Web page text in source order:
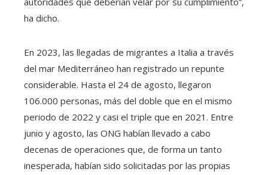
ha dicho.
En 2023, las llegadas de migrantes a Italia a través
del mar Mediterráneo han registrado un repunte
considerable. Hasta el 24 de agosto, llegaron
106.000 personas, más del doble que en el mismo
periodo de 2022 y casi el triple que en 2021. Entre
junio y agosto, las ONG habían llevado a cabo
decenas de operaciones que, de forma un tanto
inesperada, habían sido solicitadas por las propias